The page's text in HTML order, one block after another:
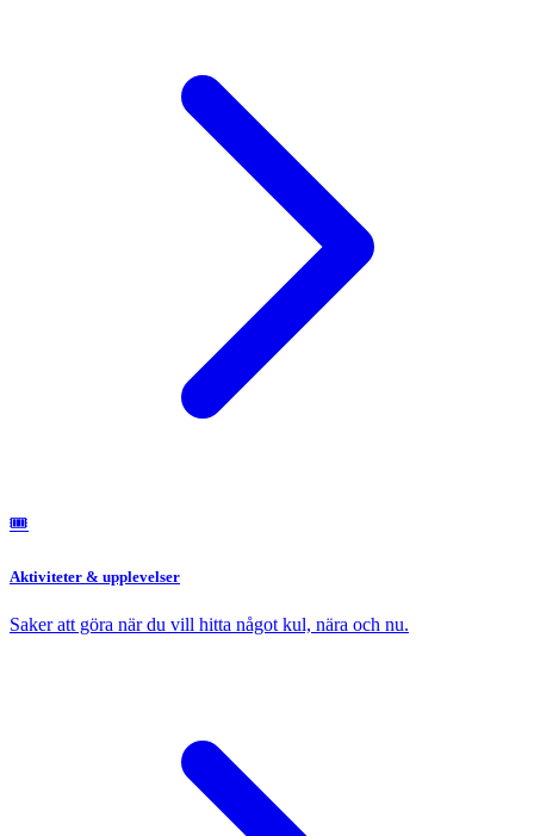
🎟️
Aktiviteter & upplevelser
Saker att göra när du vill hitta något kul, nära och nu.